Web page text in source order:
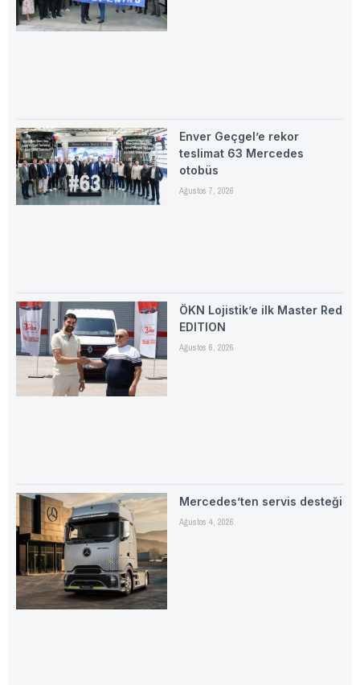
Enver Geçgel’e rekor
teslimat 63 Mercedes
otobüs
Ağustos 7, 2026
ÖKN Lojistik’e ilk Master Red
EDITION
Ağustos 6, 2026
Mercedes’ten servis desteği
Ağustos 4, 2026